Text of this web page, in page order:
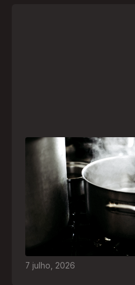
Frio leva brasileiros a
aquecer e aumenta
dentro de casa
O inverno chegou e, com
para espantar o frio
quais são os riscos e
7 julho 2026